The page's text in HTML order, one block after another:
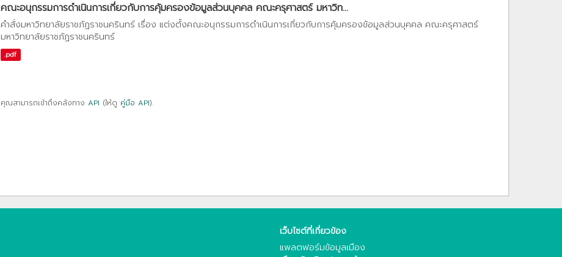
คณะอนุกรรมการดำเนินการเกี่ยวกับการคุ้มครองข้อมูลส่วนบุคคล คณะครุศาสตร์ มหาวิท...
คำสั่งมหาวิทยาลัยราชภัฏราชนครินทร์ เรื่อง แต่งตั้งคณะอนุกรรมการดำเนินการเกี่ยวกับการคุ้มครองข้อมูลส่วนบุคคล คณะครุศาสตร์
มหาวิทยาลัยราชภัฏราชนครินทร์
.pdf
คุณสามารถเข้าถึงคลังทาง API (ให้ดู คู่มือ API).
เว็บไซต์ที่เกี่ยวข้อง
แพลตฟอร์มข้อมูลเมือง